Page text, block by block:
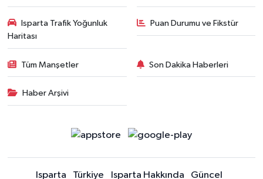
Isparta Trafik Yoğunluk
Haritası
Puan Durumu ve Fikstür
Tüm Manşetler Son Dakika Haberleri
Haber Arşivi
Isparta Türkiye Isparta Hakkında Güncel